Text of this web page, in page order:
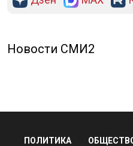
Новости СМИ2
ПОЛИТИКА